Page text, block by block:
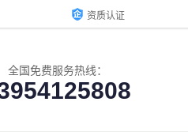
资质认证
全国免费服务热线：